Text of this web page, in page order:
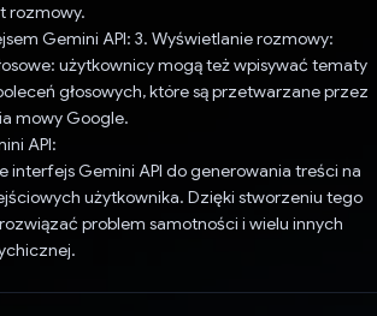
rozmowy.
Gemini API: 3. Wyświetlanie rozmowy:
użytkownicy mogą też wpisywać tematy
głosowych, które są przetwarzane przez
mowy Google.
API:
interfejs Gemini API do generowania treści na
użytkownika. Dzięki stworzeniu tego
problem samotności i wielu innych